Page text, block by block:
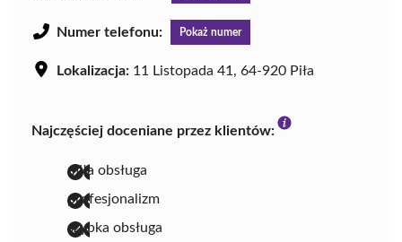
Numer telefonu: Pokaż numer
Lokalizacja: 11 Listopada 41, 64-920 Piła
Najczęściej doceniane przez klientów:
miła obsługa
profesjonalizm
szybka obsługa